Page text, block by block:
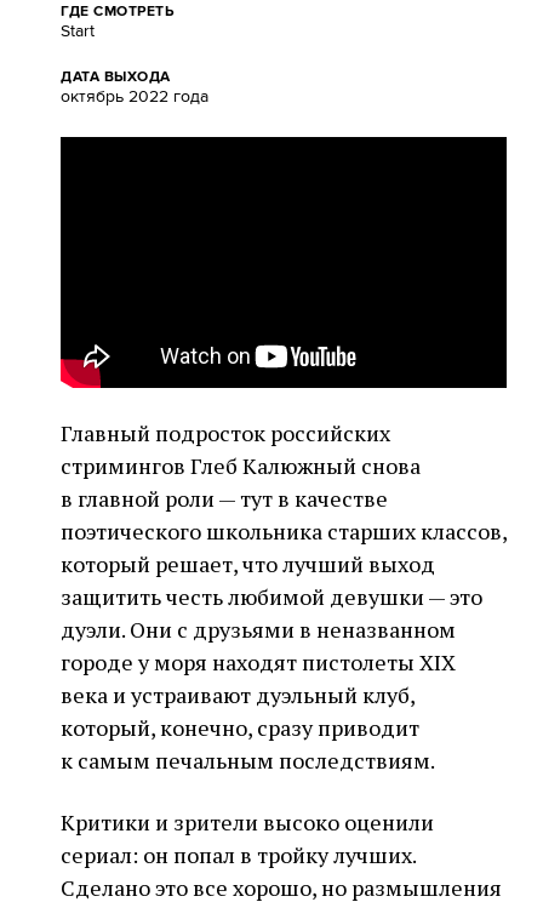
ГДЕ СМОТРЕТЬ
Start
ДАТА ВЫХОДА
октябрь 2022 года
Главный подросток российских
стримингов Глеб Калюжный снова
в главной роли — тут в качестве
поэтического школьника старших классов,
который решает, что лучший выход
защитить честь любимой девушки — это
дуэли. Они с друзьями в неназванном
городе у моря находят пистолеты XIX
века и устраивают дуэльный клуб,
который, конечно, сразу приводит
к самым печальным последствиям.
Критики и зрители высоко оценили
сериал: он попал в тройку лучших.
Сделано это все хорошо, но размышления